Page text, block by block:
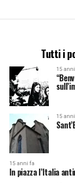
Tutti i
15
15
15 anni fa
In piazza l’Italia